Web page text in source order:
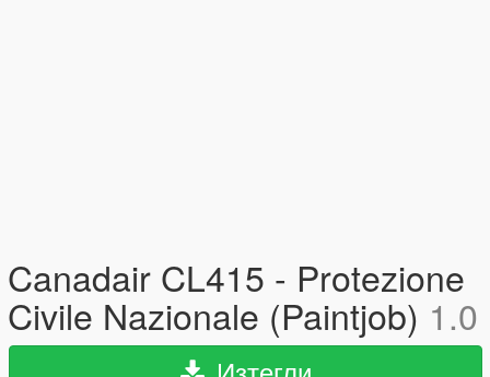
Canadair CL415 - Protezione
Civile Nazionale (Paintjob) 1.0